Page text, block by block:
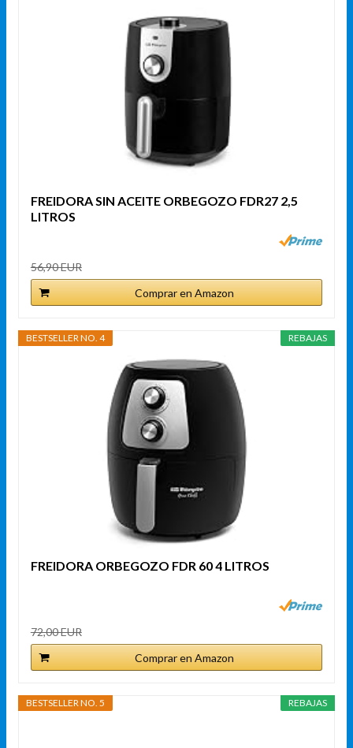
FREIDORA SIN ACEITE ORBEGOZO FDR27 2,5
LITROS
56,90 EUR
Comprar en Amazon
REBAJAS
BESTSELLER NO. 4
FREIDORA ORBEGOZO FDR 60 4 LITROS
72,00 EUR
Comprar en Amazon
REBAJAS
BESTSELLER NO. 5